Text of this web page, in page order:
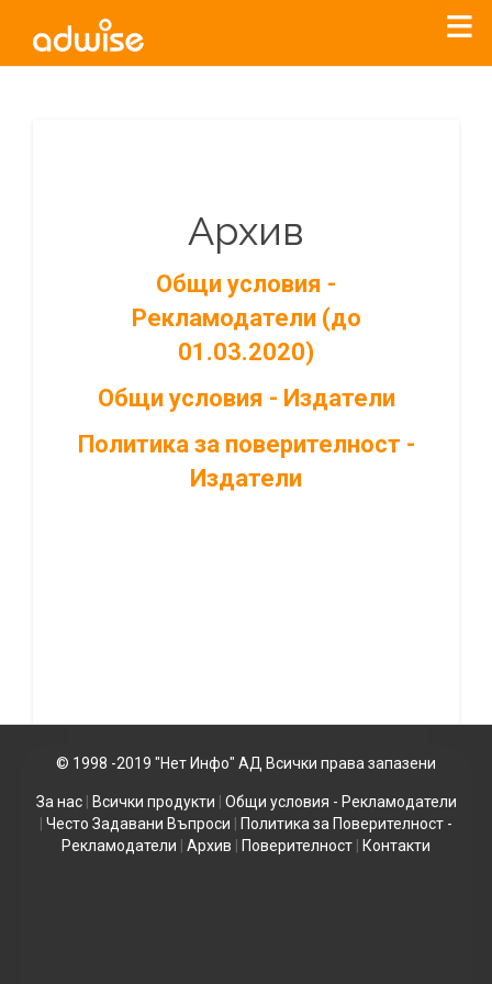
Архив
Общи условия -
Рекламодатели (до
01.03.2020)
Общи условия - Издатели
Политика за поверителност -
Издатели
© 1998 -2019 "Нет Инфо" АД Всички права запазени
За нас| Всички продукти
Общи условия - Рекламодатели
Често Задавани Въпроси
Политика за Поверителност -
Рекламодатели
Архив Поверителност Контакти